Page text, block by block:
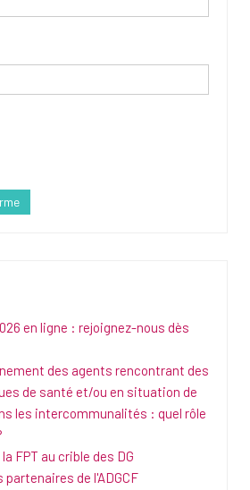
en ligne : rejoignez-nous dès
des agents rencontrant des
de santé et/ou en situation de
les intercommunalités : quel rôle
FPT au crible des DG
partenaires de l'ADGCF